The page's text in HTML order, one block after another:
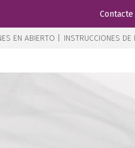
EN ABIERTO | INSTRUCCIONES DE